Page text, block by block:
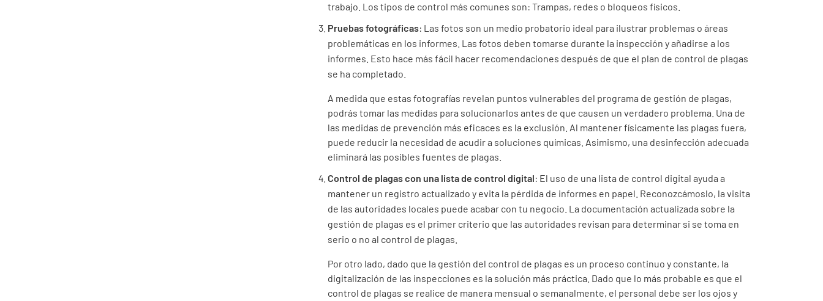
trabajo. Los tipos de control más comunes son: Trampas, redes o bloqueos físicos.
Pruebas fotográficas: Las fotos son un medio probatorio ideal para ilustrar problemas o áreas
problemáticas en los informes. Las fotos deben tomarse durante la inspección y añadirse a los
informes. Esto hace más fácil hacer recomendaciones después de que el plan de control de plagas
se ha completado.
A medida que estas fotografías revelan puntos vulnerables del programa de gestión de plagas,
podrás tomar las medidas para solucionarlos antes de que causen un verdadero problema. Una de
las medidas de prevención más eficaces es la exclusión. Al mantener físicamente las plagas fuera,
puede reducir la necesidad de acudir a soluciones químicas. Asimismo, una desinfección adecuada
eliminará las posibles fuentes de plagas.
Control de plagas con una lista de control digital: El uso de una lista de control digital ayuda a
mantener un registro actualizado y evita la pérdida de informes en papel. Reconozcámoslo, la visita
de las autoridades locales puede acabar con tu negocio. La documentación actualizada sobre la
gestión de plagas es el primer criterio que las autoridades revisan para determinar si se toma en
serio o no al control de plagas.
Por otro lado, dado que la gestión del control de plagas es un proceso continuo y constante, la
digitalización de las inspecciones es la solución más práctica. Dado que lo más probable es que el
control de plagas se realice de manera mensual o semanalmente, el personal debe ser los ojos y